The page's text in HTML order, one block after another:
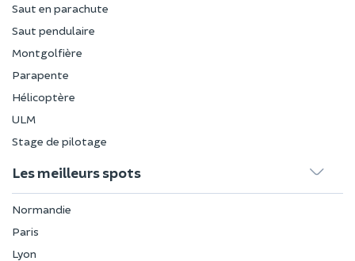
Saut en parachute
Saut pendulaire
Montgolfière
Parapente
Hélicoptère
ULM
Stage de pilotage
Les meilleurs spots
Normandie
Paris
Lyon